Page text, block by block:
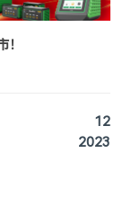
12
2023